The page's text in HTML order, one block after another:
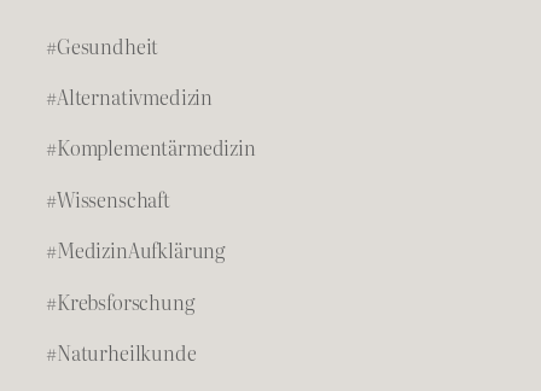
#Gesundheit
#Alternativmedizin
#Komplementärmedizin
#Wissenschaft
#MedizinAufklärung
#Krebsforschung
#Naturheilkunde